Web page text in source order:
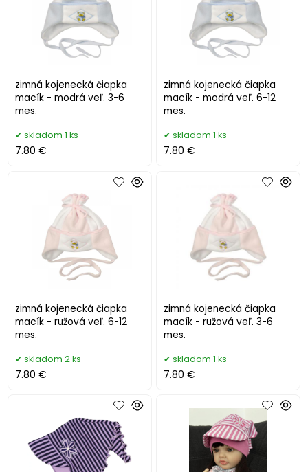
zimná kojenecká čiapka
macík - modrá veľ. 3-6
mes.
skladom 1 ks
7.80 €
zimná kojenecká čiapka
macík - modrá veľ. 6-12
mes.
skladom 1 ks
7.80 €
zimná kojenecká čiapka
macík - ružová veľ. 6-12
mes.
skladom 2 ks
7.80 €
zimná kojenecká čiapka
macík - ružová veľ. 3-6
mes.
skladom 1 ks
7.80 €